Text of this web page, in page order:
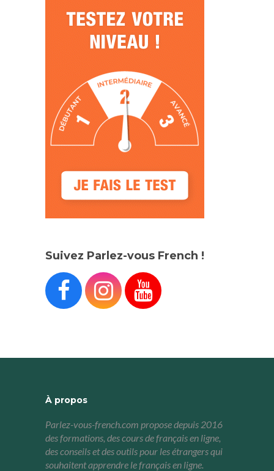
Suivez Parlez-vous French !
  
À propos
Parlez-vous-french.com propose depuis 2016
des formations, des cours de français en ligne,
des conseils et des outils pour les étrangers qui
souhaitent apprendre le français en ligne.